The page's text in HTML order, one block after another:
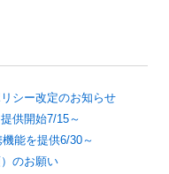
シー改定のお知らせ
供開始7/15～
能を提供6/30～
のお願い